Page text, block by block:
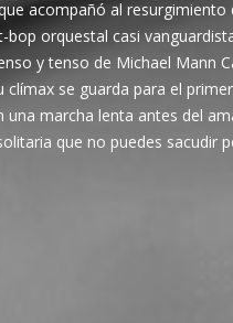
acompañó al
orquestal casi
y tenso de Michael Mann
se guarda para el
marcha lenta antes del
que no puedes sacudir